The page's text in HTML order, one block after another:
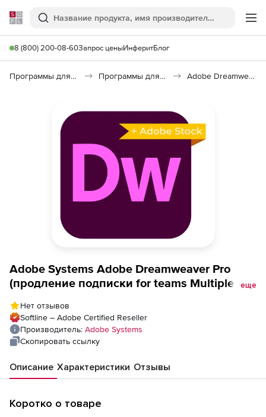
Softline
Поиск
8 (800) 200-08-60Запрос ценыИнферитБлог
Программы для программирования Программы для разработки ПО Adobe Dreamweaver Pro
Adobe Systems Adobe Dreamweaver Pro
(продление подписки for teams Multiple
Commercial),
еще
Нет отзывов
Softline – Adobe Certified Reseller
Производитель: Adobe Systems
Скопировать ссылку
Описание Характеристики Отзывы
Коротко о товаре